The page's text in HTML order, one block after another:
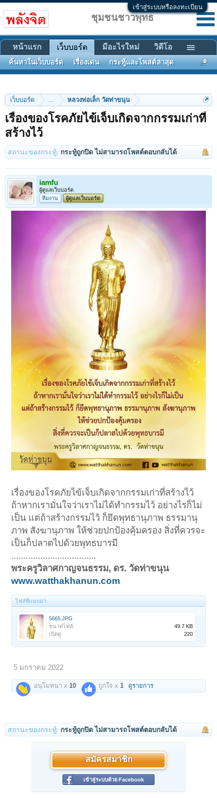
เข้าสู่ระบบหรือลงทะเบียน
เว็บบอร์ด ... หลวงพ่อเล็ก วัดท่าขนุน
เรื่องของโรคภัยไข้เจ็บเกิดจากกรรมเก่าที่
สร้างไว้
สถานะของกระทู้: กระทู้ถูกปิด ไม่สามารถโพสต์ตอบกลับได้
iamfu
ผู้ดูแลเว็บบอร์ด
ทีมงาน
ผู้ดูแลเว็บบอร์ด
เรื่องของโรคภัยไข้เจ็บเกิดจากกรรมเก่าที่สร้างไว้
ถ้าหากเรามั่นใจว่าเราไม่ได้ทำกรรมไว้ อย่างไรก็ไม่
เป็น แต่ถ้าสร้างกรรมไว้ ก็ยึดพุทธานุภาพ ธรรมานุ
ภาพ สังฆานุภาพ ให้ช่วยปกป้องคุ้มครอง สิ่งที่ควรจะ
เป็นก็ปลาตไปด้วยพุทธบารมี
...................................
พระครูวิลาศกาญจนธรรม, ดร. วัดท่าขนุน
www.watthakhanun.com
ไฟล์ที่แนบมา:
5665.JPG
ขนาดไฟล์:
49.7 KB
เปิดดู:
220
5 มกราคม 2022
อนุโมทนา x10 ถูกใจ x1 ดูรายการ
สถานะของกระทู้: กระทู้ถูกปิด ไม่สามารถโพสต์ตอบกลับได้
สมัครสมาชิก
เข้าสู่ระบบด้วย Facebook
ชุมชนชาวพุทธ
หน้าแรก เว็บบอร์ด
ค้นหาในเว็บบอร์ด เรื่องเด่น กระทู้และโพสต์ล่าสุด
มีอะไรใหม่ วิดีโอ